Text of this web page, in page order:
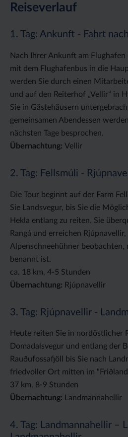
Reiseverlauf
1. Tag: Ankunft - Fahrt
Nach Ihrer Ankunft am
mit dem Flughafenbus in die
werden Sie durch einen
und auf den Reiterhof „Vellir“ in
Sie in Gästehäusern
gemeinsamen Abendessen
nächsten Tage besprochen.
Übernachtung: Vellir
2. Tag: Fellsmúli -
Die Tour beginnt auf der Farm
Sie Landsvegur, bis Sie die
Hekla entlang zu reiten. Sie
Rangá und erreichen
Alpenschneehühner
benannt ist.
ca. 18 km, 4-5 Stunden
Übernachtung: Rjúpnavellir
3. Tag: Rjúpnavellir -
Heute reiten Sie in nordöstlicher
Domadalsvegur und entlang der
Rauðufossafjöll bis Sie nach
friedvoller Ort mitten im “Friðland
37 km, 8-9 Stunden
Übernachtung: Landmannahellir
4. Tag: Landmannahellir –